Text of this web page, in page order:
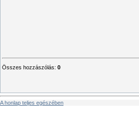
Összes hozzászólás: 0
A honlap teljes egészében